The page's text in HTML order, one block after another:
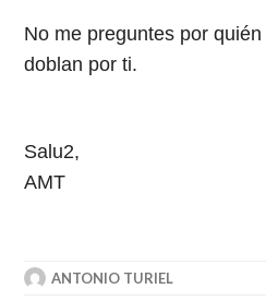
No me preguntes por
doblan por ti.
Salu2,
AMT
ANTONIO TURIEL